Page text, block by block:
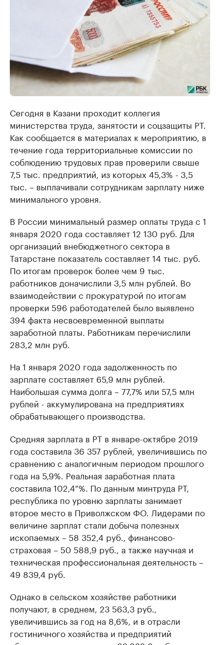
Сегодня в Казани проходит коллегия
министерства труда, занятости и соцзащиты РТ.
Как сообщается в материалах к мероприятию, в
течение года территориальные комиссии по
соблюдению трудовых прав проверили свыше
7,5 тыс. предприятий, из которых 45,3% - 3,5
тыс. – выплачивали сотрудникам зарплату ниже
минимального уровня.
В России минимальный размер оплаты труда с 1
января 2020 года составляет 12 130 руб. Для
организаций внебюджетного сектора в
Татарстане показатель составляет 14 тыс. руб.
По итогам проверок более чем 9 тыс.
работников доначислили 3,5 млн рублей. Во
взаимодействии с прокуратурой по итогам
проверки 596 работодателей было выявлено
394 факта несвоевременной выплаты
заработной платы. Работникам перечислили
283,2 млн руб.
На 1 января 2020 года задолженность по
зарплате составляет 65,9 млн рублей.
Наибольшая сумма долга – 77,7% или 57,5 млн
рублей - аккумулирована на предприятиях
обрабатывающего производства.
Средняя зарплата в РТ в январе-октябре 2019
года составила 36 357 рублей, увеличившись по
сравнению с аналогичным периодом прошлого
года на 5,9%. Реальная заработная плата
составила 102,4 %. По данным минтруда РТ,
республика по уровню зарплаты занимает
второе место в Приволжском ФО. Лидерами по
величине зарплат стали добыча полезных
ископаемых – 58 352,4 руб., финансово-
страховая – 50 588,9 руб., а также научная и
техническая профессиональная деятельность –
49 839,4 руб.
Однако в сельском хозяйстве работники
получают, в среднем, 23 563,3 руб.,
увеличившись за год на 8,6%, и в отрасли
гостиничного хозяйства и предприятий